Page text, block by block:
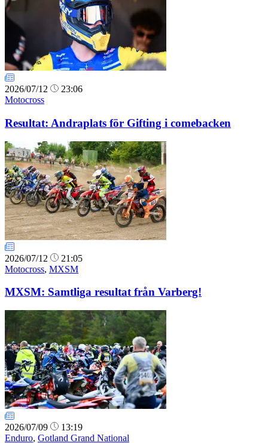
2026/07/12
23:06
Motocross
Resultat: Andraplats för Gifting i comebacken
2026/07/12
21:05
Motocross, MXSM
MXSM: Samtliga resultat från Varberg!
2026/07/09
13:19
Enduro, Gotland Grand National